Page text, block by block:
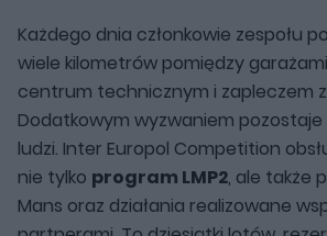
Każdego dnia członkowie zespołu
wiele kilometrów pomiędzy
centrum technicznym i zapleczem
Dodatkowym wyzwaniem
ludzi. Inter Europol Competition
nie tylko program LMP2, ale także
Mans oraz działania realizowane